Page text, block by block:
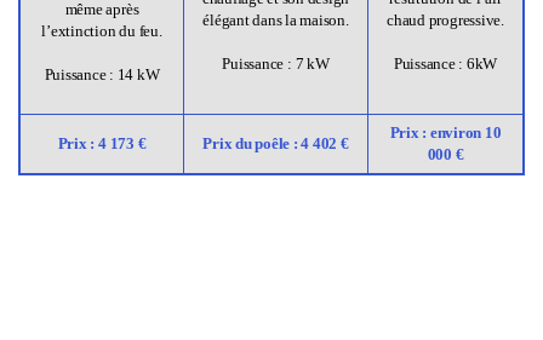
même après
l’extinction du feu.
Puissance : 14 kW
élégant dans la maison.
Puissance : 7 kW
chaud progressive.
Puissance : 6kW
Prix : 4 173 € Prix du poêle : 4 402 €
Prix : environ 10
000 €